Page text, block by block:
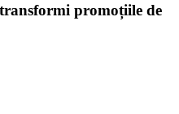
promoțiile de